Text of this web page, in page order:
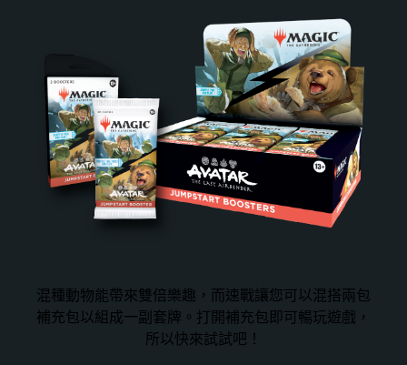
混種動物能帶來雙倍樂趣，而速戰讓您可以混搭兩包
補充包以組成一副套牌。打開補充包即可暢玩遊戲，
所以快來試試吧！